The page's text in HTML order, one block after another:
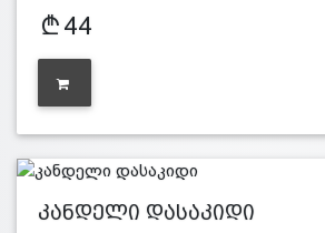
44
კანდელი დასაკიდი